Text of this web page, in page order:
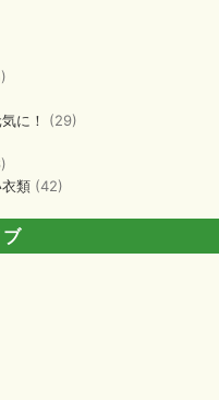
に！
(29)
類 (42)